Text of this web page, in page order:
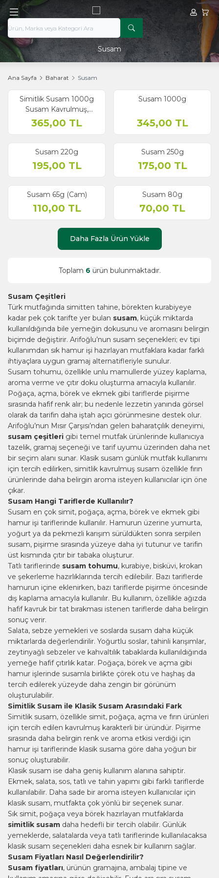
Hesabım
Susam
Ana Sayfa Baharat Susam
Simitlik Susam 1000g
Susam Kavrulmuş,
Simitlerde, Pohaçalarda
365,00 TL
Susam 1000g
345,00 TL
Susam 220g
195,00 TL
Susam 250g
175,00 TL
Susam 65g (Cam)
110,00 TL
Susam 80g
70,00 TL
Daha Fazla Ürün Yükle
Toplam 6 ürün bulunmaktadır.
Susam Çeşitleri
Türk mutfağında simitten tahine, börekten kurabiyeye
kadar pek çok tarifte yer bulan susam, küçük miktarda
kullanıldığında bile yemeğin dokusunu ve aromasını belirgin
biçimde değiştirir. Arifoğlu’nun susam seçenekleri; ev tipi
kullanımdan sık hamur işi hazırlayan mutfaklara kadar farklı
ihtiyaçlara uygun gramaj alternatifleriyle sunulur.
Susam tohumu, özellikle unlu mamullerde yüzey kaplama,
aroma verme ve çıtır doku oluşturma amacıyla kullanılır.
Poğaça, açma, börek ve ekmek gibi tariflerde pişirme
sırasında hafif renk alır; bu nedenle lezzetin yanında görsel
olarak da tarifin daha iştah açıcı görünmesine destek olur.
Arifoğlu’nun Mısır Çarşısı’ndan gelen baharatçılık deneyimi,
susam çeşitleri gibi temel mutfak ürünlerinde kullanıcıya
tazelik, gramaj seçeneği ve tarif uyumu üzerinden daha net
bir seçim alanı sunar. Klasik susam günlük mutfak kullanımı
için tercih edilirken, simitlik kavrulmuş susam özellikle fırın
ürünlerinde daha belirgin aroma isteyen kullanıcılar için öne
çıkar.
Susam Hangi Tariflerde Kullanılır?
Susam en çok simit, poğaça, açma, börek ve ekmek gibi
hamur işi tariflerinde kullanılır. Hamurun üzerine yumurta,
yoğurt ya da pekmezli karışım sürüldükten sonra serpilen
susam, pişirme sırasında yüzeye daha iyi tutunur ve tarifin
üst kısmında çıtır bir tabaka oluşturur.
Tatlı tariflerinde susam tohumu, kurabiye, bisküvi, krokan
ve şekerleme hazırlıklarında tercih edilebilir. Bazı tariflerde
hamurun içine eklenirken, bazı tariflerde pişirme öncesinde
dış kaplama amacıyla kullanılır. Bu kullanım, özellikle ağızda
hafif kavruk bir tat bırakması istenen tariflerde daha belirgin
sonuç verir.
Salata, sebze yemekleri ve soslarda susam daha küçük
miktarlarda değerlendirilir. Yoğurtlu soslar, tahinli karışımlar,
zeytinyağlı sebzeler ve kahvaltılık tabaklarda kullanıldığında
yemeğe hafif çıtırlık katar. Poğaça, börek ve açma gibi
hamur işlerinde susamla birlikte çörek otu ve haşhaş da
tercih edilerek yüzeyde daha zengin bir görünüm
oluşturulabilir.
Simitlik Susam ile Klasik Susam Arasındaki Fark
Simitlik susam, özellikle simit, poğaça, açma ve fırın ürünleri
için tercih edilen kavrulmuş karakterli bir üründür. Pişirme
sırasında daha belirgin renk ve aroma etkisi verdiği için
hamur işi tariflerinde klasik susama göre daha yoğun bir
sonuç oluşturabilir.
Klasik susam ise daha geniş kullanım alanına sahiptir.
Ekmek, salata, sos, tatlı ve tahin yapımı gibi farklı tariflerde
kullanılabilir. Daha sade bir aroma isteyen kullanıcılar için
klasik susam, mutfakta çok yönlü bir seçenek sunar.
Sık simit, poğaça veya börek hazırlayan mutfaklarda
simitlik susam daha hedefli bir tercih olabilir. Günlük
yemeklerde, salatalarda veya tatlı tariflerinde kullanılacaksa
klasik susam seçenekleri daha esnek bir kullanım sağlar.
Susam Fiyatları Nasıl Değerlendirilir?
Susam fiyatları, ürünün gramajına, ambalaj tipine ve